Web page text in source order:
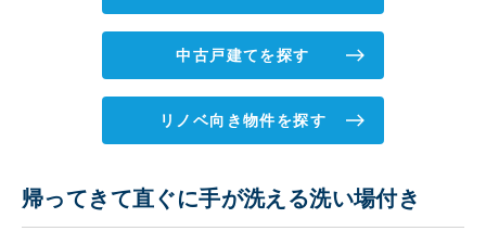
中古戸建てを探す
リノベ向き物件を探す
帰ってきて直ぐに手が洗える洗い場付き